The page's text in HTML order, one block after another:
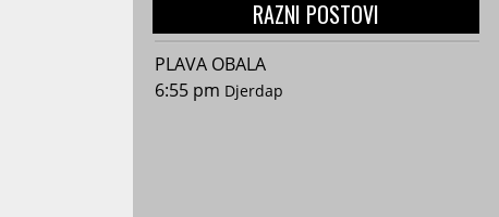
RAZNI POSTOVI
PLAVA OBALA
6:55 pm Djerdap